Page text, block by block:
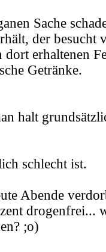
Sache
der besucht
erhaltenen
Getränke.
halt
schlecht ist.
Abende
drogenfrei...
;o)